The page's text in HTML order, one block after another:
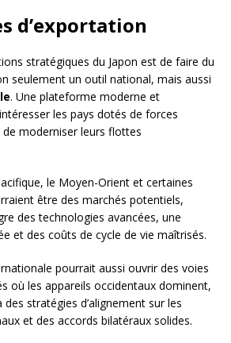
d’exportation
stratégiques du Japon est de faire du
seulement un outil national, mais aussi
. Une plateforme moderne et
les pays dotés de forces
de moderniser leurs flottes
le Moyen-Orient et certaines
être des marchés potentiels,
des technologies avancées, une
et des coûts de cycle de vie maîtrisés.
pourrait aussi ouvrir des voies
où les appareils occidentaux dominent,
stratégies d’alignement sur les
et des accords bilatéraux solides.